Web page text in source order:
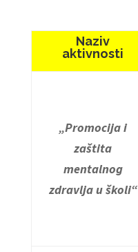
Naziv
aktivnosti
„Promocija i
zaštita
mentalnog
zdravlja u školi“